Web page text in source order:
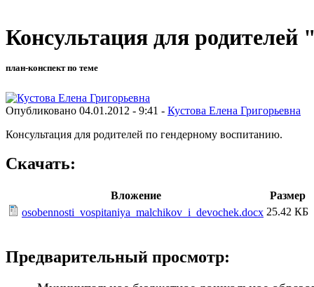
Консультация для родителей
план-конспект по теме
Опубликовано 04.01.2012 - 9:41 - Кустова Елена Григорьевна
Консультация для родителей по гендерному воспитанию.
Скачать:
Вложение
Размер
osobennosti_vospitaniya_malchikov_i_devochek.docx 25.42 КБ
Предварительный просмотр: